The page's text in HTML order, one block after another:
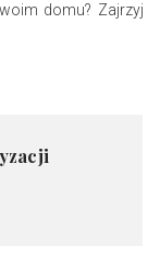
domu? Zajrzyj